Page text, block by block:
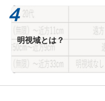
明視域とは？